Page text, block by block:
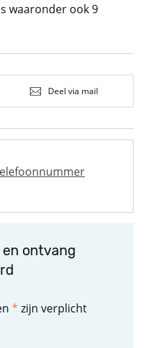
waaronder ook 9
Deel via mail
ontvang
* zijn verplicht